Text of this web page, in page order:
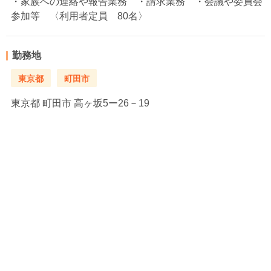
参加等 〈利用者定員 80名〉
勤務地
東京都 町田市
東京都 町田市 高ヶ坂5ー26－19